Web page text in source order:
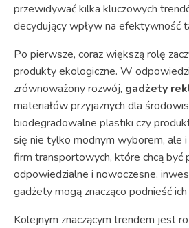
przewidywać kilka kluczowych
decydujący wpływ na efektywność
Po pierwsze, coraz większą rolę
produkty ekologiczne. W
zrównoważony rozwój, gadżety
materiałów przyjaznych dla
biodegradowalne plastiki czy
się nie tylko modnym wyborem, ale i
firm transportowych, które chcą być
odpowiedzialne i nowoczesne,
gadżety mogą znacząco podnieść
Kolejnym znaczącym trendem jest